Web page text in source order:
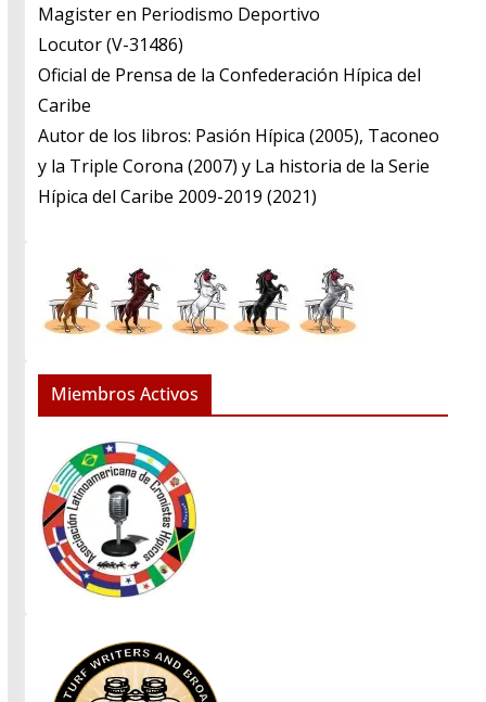
​Magister en Periodismo Deportivo
​Locutor (V-31486)
​Oficial de Prensa de la Confederación Hípica del
Caribe
​Autor de los libros: Pasión Hípica (2005), Taconeo
y la Triple Corona (2007) y La historia de la Serie
Hípica del Caribe 2009-2019 (2021)
Miembros Activos